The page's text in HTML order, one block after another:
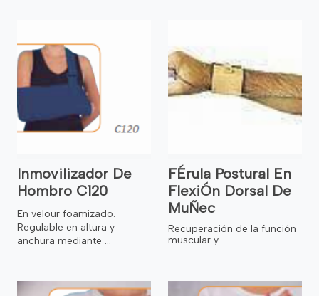
Inmovilizador De
Hombro C120
En velour foamizado.
Regulable en altura y
anchura mediante ...
FÉrula Postural En
FlexiÓn Dorsal De
MuÑec
Recuperación de la función
muscular y ...